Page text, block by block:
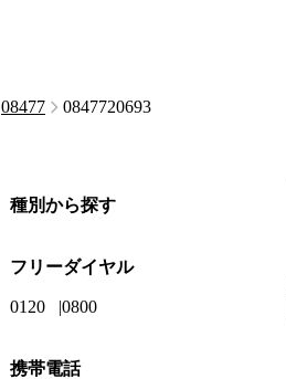
08477 0847720693
種別から探す
フリーダイヤル
0120 0800
携帯電話